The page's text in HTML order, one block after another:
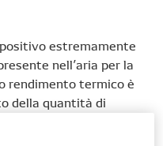
estremamente
nell’aria per la
rendimento termico è
della quantità di
sistema di